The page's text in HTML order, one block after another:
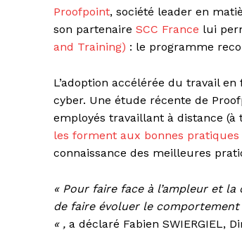
Proofpoint, société leader en
son partenaire SCC France lui
and Training) : le programme
L’adoption accélérée du travail
cyber. Une étude récente de
employés travaillant à distance
les forment aux bonnes
connaissance des meilleures
« Pour faire face à l’ampleur et
de faire évoluer le
« , a déclaré Fabien SWIERGIEL,